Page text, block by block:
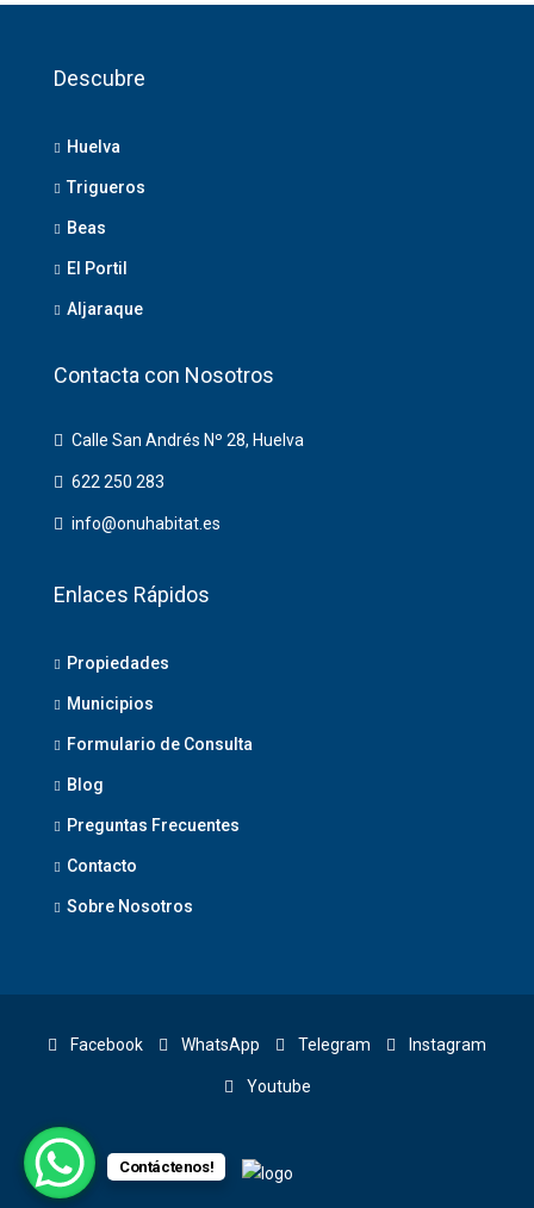
Descubre
Huelva
Trigueros
Beas
El Portil
Aljaraque
Contacta con Nosotros
Calle San Andrés Nº 28, Huelva
622 250 283
info@onuhabitat.es
Enlaces Rápidos
Propiedades
Municipios
Formulario de Consulta
Blog
Preguntas Frecuentes
Contacto
Sobre Nosotros
Facebook WhatsApp Telegram Instagram
Youtube
Contáctenos!